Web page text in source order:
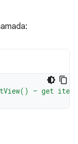
— get item